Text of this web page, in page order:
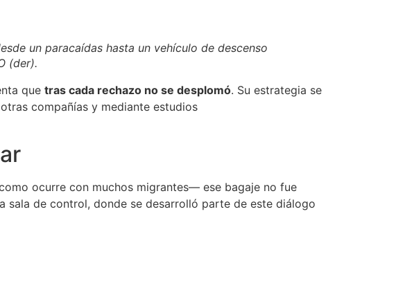
un paracaídas hasta un vehículo de descenso
(der).
que tras cada rechazo no se desplomó. Su estrategia se
compañías y mediante estudios
ocurre con muchos migrantes— ese bagaje no fue
sala de control, donde se desarrolló parte de este diálogo